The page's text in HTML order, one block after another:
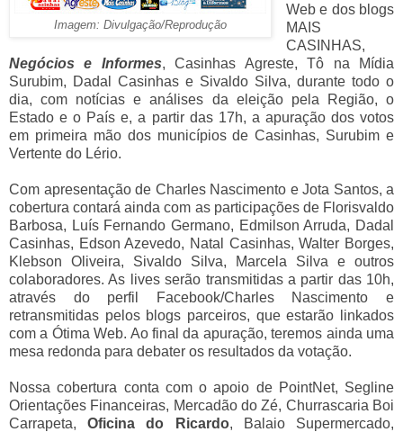
Imagem: Divulgação/Reprodução
Web e dos blogs
MAIS
CASINHAS,
Negócios e Informes, Casinhas Agreste, Tô na Mídia
Surubim, Dadal Casinhas e Sivaldo Silva, durante todo o
dia, com notícias e análises da eleição pela Região, o
Estado e o País e, a partir das 17h, a apuração dos votos
em primeira mão dos municípios de Casinhas, Surubim e
Vertente do Lério.
Com apresentação de Charles Nascimento e Jota Santos, a
cobertura contará ainda com as participações de Florisvaldo
Barbosa, Luís Fernando Germano, Edmilson Arruda, Dadal
Casinhas, Edson Azevedo, Natal Casinhas, Walter Borges,
Klebson Oliveira, Sivaldo Silva, Marcela Silva e outros
colaboradores. As lives serão transmitidas a partir das 10h,
através do perfil Facebook/Charles Nascimento e
retransmitidas pelos blogs parceiros, que estarão linkados
com a Ótima Web. Ao final da apuração, teremos ainda uma
mesa redonda para debater os resultados da votação.
Nossa cobertura conta com o apoio de PointNet, Segline
Orientações Financeiras, Mercadão do Zé, Churrascaria Boi
Carrapeta,Oficina do Ricardo, Balaio Supermercado,